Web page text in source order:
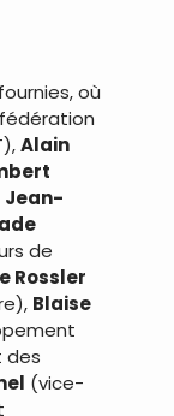
où
Alain
Jean-
de
Rossler
Blaise
des
(vice-